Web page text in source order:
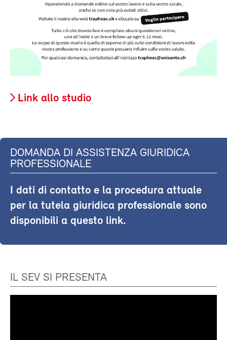
Link allo studio
DOMANDA DI ASSISTENZA GIURIDICA
PROFESSIONALE
I dati di contatto e la procedura attuale
per la tutela giuridica professionale sono
disponibili a questo link.
IL SEV SI PRESENTA